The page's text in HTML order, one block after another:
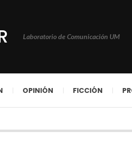
Laboratorio de Comunicación UM
OPINIÓN FICCIÓN